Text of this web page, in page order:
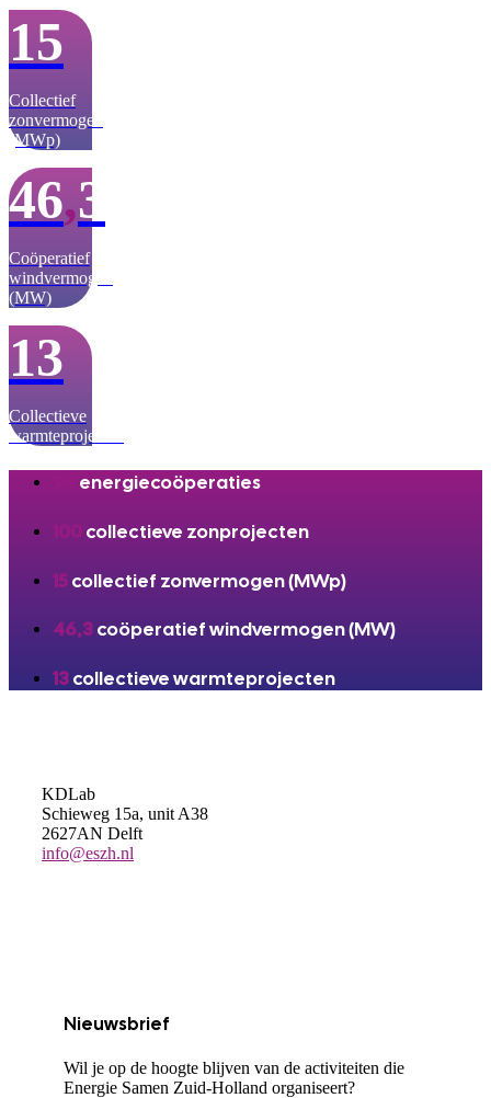
15
Collectief
zonvermogen
(MWp)
46,3
Coöperatief
windvermogen
(MW)
13
Collectieve
warmteprojecten
energiecoöperaties
100collectieve zonprojecten
15collectief zonvermogen (MWp)
46,3coöperatief windvermogen (MW)
13collectieve warmteprojecten
KDLab
Schieweg 15a, unit A38
2627AN Delft
info@eszh.nl
Nieuwsbrief
Wil je op de hoogte blijven van de activiteiten die
Energie Samen Zuid-Holland organiseert?